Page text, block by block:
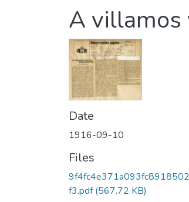
A villamos
Date
1916-09-10
Files
f3.pdf(567.72 KB)